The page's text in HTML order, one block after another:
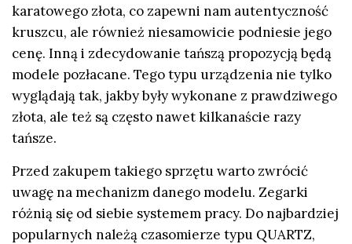
karatowego złota, co zapewni nam autentyczność
kruszcu, ale również niesamowicie podniesie jego
cenę. Inną i zdecydowanie tańszą propozycją będą
modele pozłacane. Tego typu urządzenia nie tylko
wyglądają tak, jakby były wykonane z prawdziwego
złota, ale też są często nawet kilkanaście razy
tańsze.
Przed zakupem takiego sprzętu warto zwrócić
uwagę na mechanizm danego modelu. Zegarki
różnią się od siebie systemem pracy. Do najbardziej
popularnych należą czasomierze typu QUARTZ,